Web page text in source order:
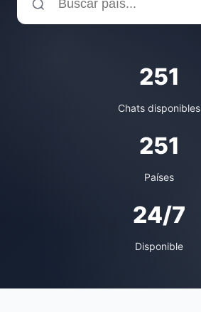
251
Chats disponibles
251
Países
24/7
Disponible